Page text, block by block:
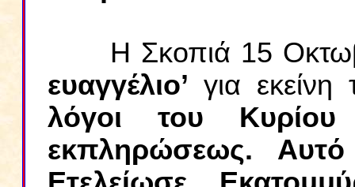
Η Σκοπιά 15
ευαγγέλιο’ για
λόγοι του
εκπληρώσεως.